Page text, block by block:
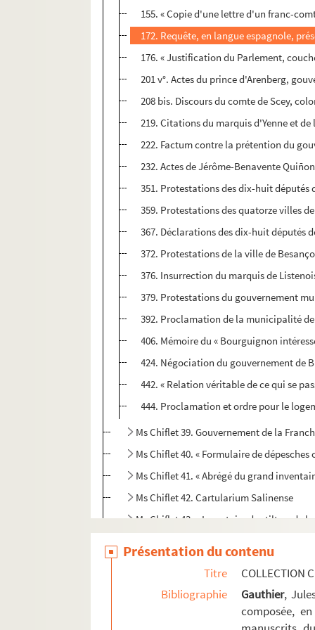
155. « Copie d'une lettre d'un franc-
172. Requête, en langue espagnole,
176. « Justification du Parlement,
201 v°. Actes du prince d'Arenberg,
208 bis. Discours du comte de Scey,
219. Citations du marquis d'Yenne et
222. Factum contre la prétention du
232. Actes de Jérôme-Benavente
351. Protestations des dix-huit
359. Protestations des quatorze villes
367. Déclarations des dix-huit députés
372. Protestations de la ville de
376. Insurrection du marquis de
379. Protestations du gouvernement
392. Proclamation de la municipalité
406. Mémoire du « Bourguignon
424. Négociation du gouvernement de
442. « Relation véritable de ce qui se
444. Proclamation et ordre pour le
Ms Chiflet 39. Gouvernement de la
Ms Chiflet 40. « Formulaire de
Ms Chiflet 41. « Abrégé du grand
Ms Chiflet 42. Cartularium Salinense
Ms Chiflet 43. « Inventaire des tiltres de
Ms Chiflet 47. Démêlés entre la ville de
Présentation du contenu
Titre
COLLECTION
Bibliographie
Gauthier,
composée,